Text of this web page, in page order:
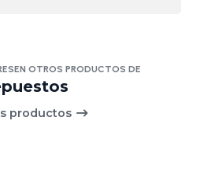
OTROS PRODUCTOS DE
productos